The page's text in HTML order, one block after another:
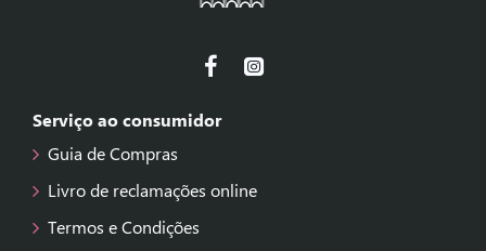
Serviço ao consumidor
Guia de Compras
Livro de reclamações online
Termos e Condições